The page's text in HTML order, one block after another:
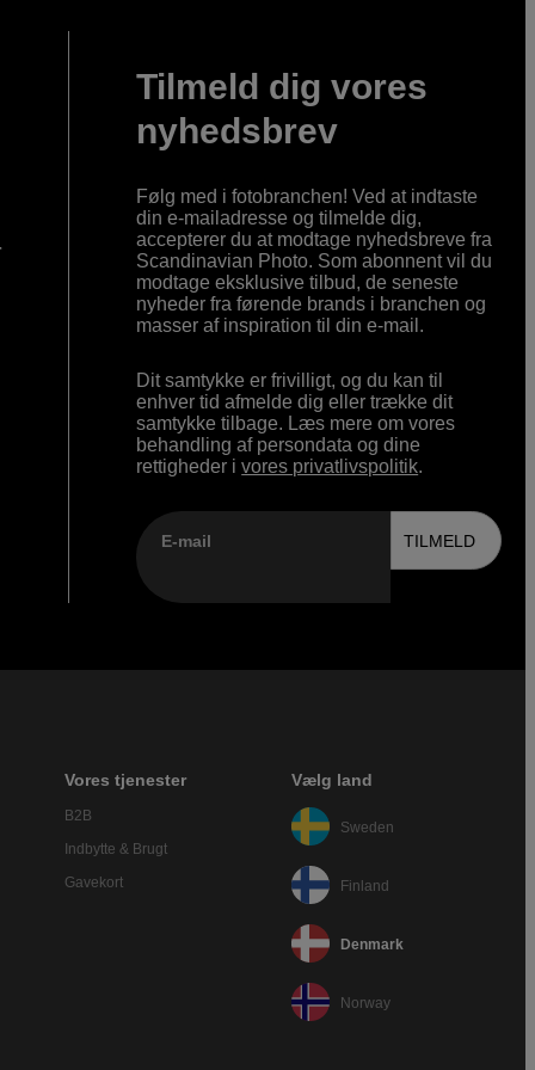
Tilmeld dig vores
nyhedsbrev
Følg med i fotobranchen! Ved at indtaste
din e-mailadresse og tilmelde dig,
accepterer du at modtage nyhedsbreve fra
Scandinavian Photo. Som abonnent vil du
modtage eksklusive tilbud, de seneste
nyheder fra førende brands i branchen og
masser af inspiration til din e-mail.
Dit samtykke er frivilligt, og du kan til
enhver tid afmelde dig eller trække dit
samtykke tilbage. Læs mere om vores
behandling af persondata og dine
rettigheder ivores privatlivspolitik.
E-mail TILMELD
Vores tjenester
B2B
Indbytte & Brugt
Gavekort
Vælg land
Sweden
Finland
Denmark
Norway